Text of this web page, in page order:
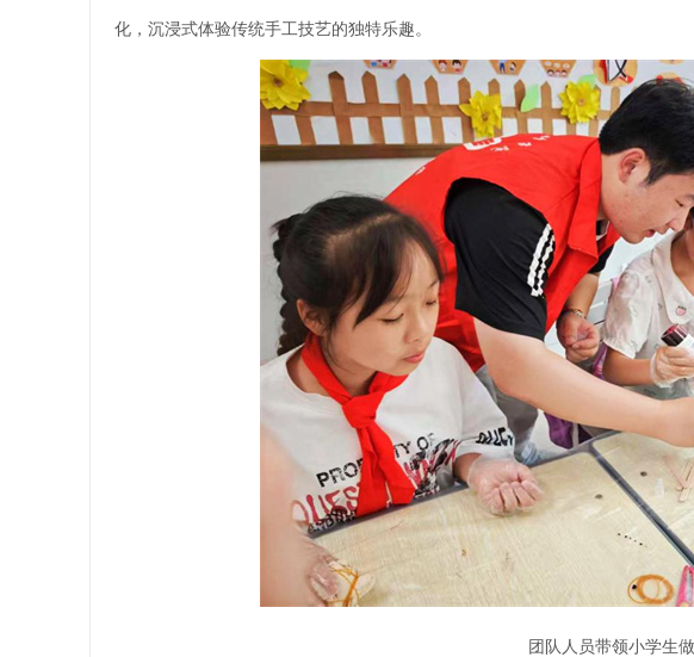
化，沉浸式体验传统手工技艺的独特乐趣。
团队人员带领小学生